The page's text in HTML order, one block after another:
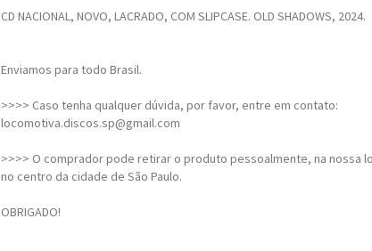
CD NACIONAL, NOVO, LACRADO, COM SLIPCASE. OLD SHADOWS, 2024.
Enviamos para todo Brasil.
>>>> Caso tenha qualquer dúvida, por favor, entre em contato:
locomotiva.discos.sp@gmail.com
>>>> O comprador pode retirar o produto pessoalmente, na nossa
no centro da cidade de São Paulo.
OBRIGADO!